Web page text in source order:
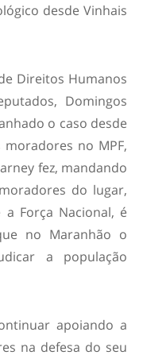
desde Vinhais
Direitos Humanos
Domingos
o caso desde
no MPF,
fez, mandando
do lugar,
Força Nacional, é
no Maranhão o
a população
apoiando a
na defesa do seu